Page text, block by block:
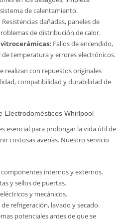
de calentamiento.
Resistencias dañadas, paneles de
de distribución de calor.
Fallos de encendido,
temperatura y errores electrónicos.
realizan con repuestos originales
compatibilidad y durabilidad de
Electrodomésticos Whirlpool
esencial para prolongar la vida útil de
costosas averías. Nuestro servicio
internos y externos.
y sellos de puertas.
y mecánicos.
refrigeración, lavado y secado.
potenciales antes de que se